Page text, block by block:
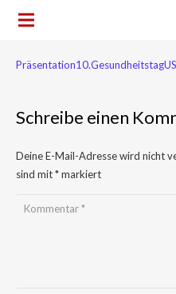
Schreibe einen
Deine E-Mail-Adresse wird nicht
sind mit*markiert